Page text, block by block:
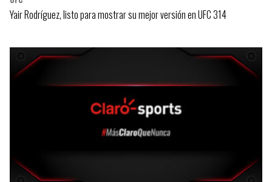
Yair Rodríguez, listo para mostrar su mejor versión en UFC 314